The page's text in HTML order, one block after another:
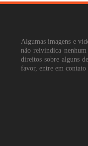
Algumas imagens e
não reivindica
direitos sobre alguns
favor, entre em contato